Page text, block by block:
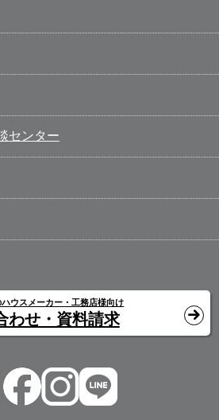
センター
ウスメーカー・工務店様向け
わせ・資料請求